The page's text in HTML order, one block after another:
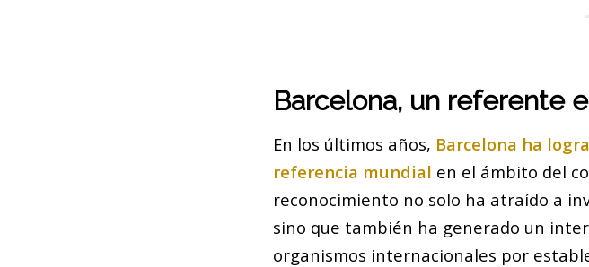
Barcelona, un referente
En los últimos años, Barcelona ha
referencia mundial en el ámbito del
reconocimiento no solo ha atraído a
sino que también ha generado un
organismos internacionales por